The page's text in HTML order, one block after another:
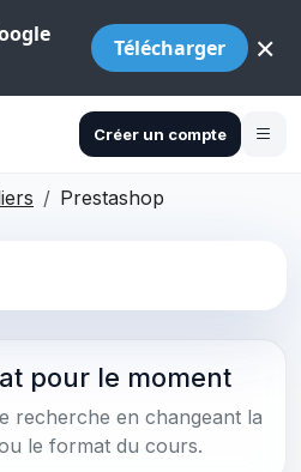
Télécharger ×
Créer un compte
Prestashop
pour le moment
recherche en changeant la
le format du cours.